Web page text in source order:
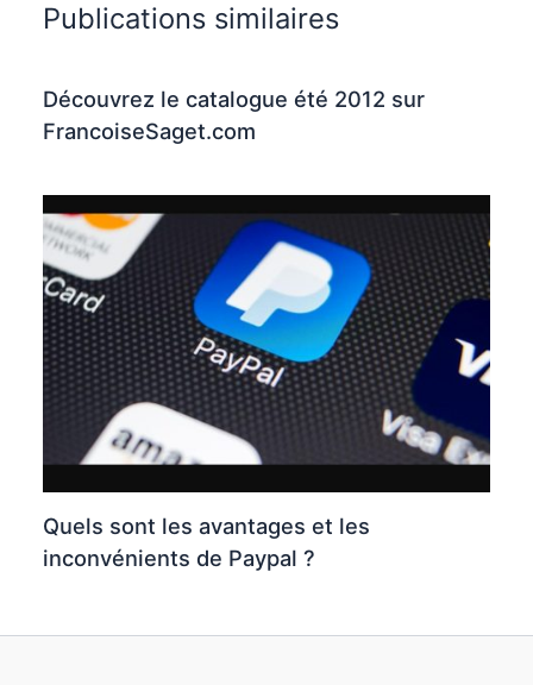
Publications similaires
Découvrez le catalogue été 2012 sur
FrancoiseSaget.com
Quels sont les avantages et les
inconvénients de Paypal ?